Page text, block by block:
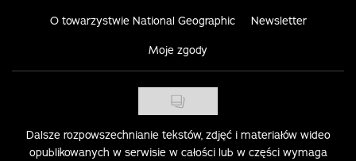
O towarzystwie National Geographic Newsletter
Moje zgody
Dalsze rozpowszechnianie tekstów, zdjęć i materiałów wideo
opublikowanych w serwisie w całości lub w części wymaga